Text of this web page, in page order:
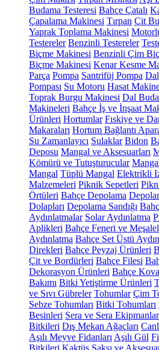
Budama Testeresi Bahçe Çatalı
Çapalama Makinesi Tırpan Çit
Yaprak Toplama Makinesi
Testereler Benzinli Testereler
Biçme Makinesi Benzinli Çim
Biçme Makinesi Kenar Kesme
Parça Pompa Santrifüj Pompa
Pompası Su Motoru Hasat
Toprak Burgu Makinesi Dal
Makineleri Bahçe İş ve İnşaat
Ürünleri Hortumlar Fıskiye ve
Makaraları Hortum Bağlantı
Su Zamanlayıcı Sulaklar Bidon
Deposu Mangal ve Aksesuarları
Kömürü ve Tutuşturucular
Mangal Tüplü Mangal Elektrikli
Malzemeleri Piknik Sepetleri
Örtüleri Bahçe Depolama
Dolapları Depolama Sandığı
Aydınlatmalar Solar Aydınlatma
Aplikleri Bahçe Feneri ve
Aydınlatma Bahçe Set Üstü
Direkleri Bahçe Peyzaj Ürünleri
Çit ve Bordürleri Bahçe Filesi
Dekorasyon Ürünleri Bahçe
Bakımı Bitki Yetiştirme Ürünleri
ve Sıvı Gübreler Tohumlar Çim
Sebze Tohumları Bitki Tohumları
Besinleri Sera ve Sera
Bitkileri Dış Mekan Ağaçları
Aşılı Meyve Fidanları Aşılı Gül
Bitkileri Kaktüs Saksı ve